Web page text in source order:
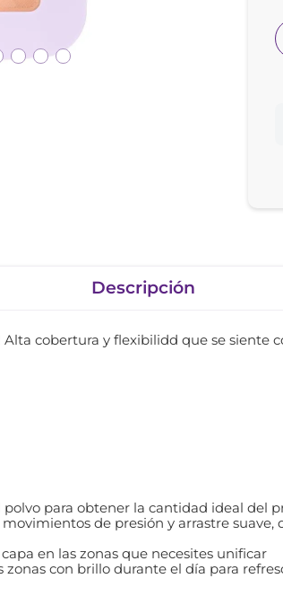
Descripción
Alta cobertura y flexibilidd que se siente
para obtener la cantidad ideal del
de presión y arrastre suave,
en las zonas que necesites unificar
zonas con brillo durante el día para